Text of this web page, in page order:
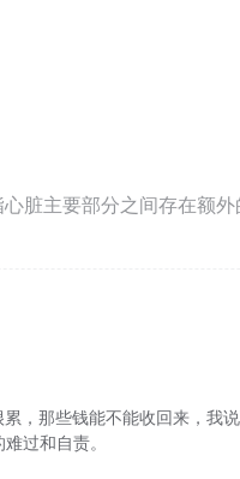
脏主要部分之间存在额外
累，那些钱能不能收回来，我
过和自责。